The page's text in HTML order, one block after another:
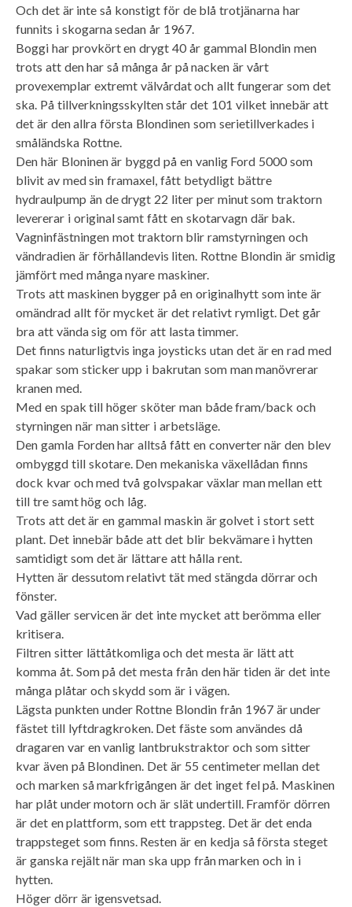
Och det är inte så konstigt för de blå trotjänarna har
funnits i skogarna sedan år 1967.
Boggi har provkört en drygt 40 år gammal Blondin men
trots att den har så många år på nacken är vårt
provexemplar extremt välvårdat och allt fungerar som det
ska. På tillverkningsskylten står det 101 vilket innebär att
det är den allra första Blondinen som serietillverkades i
småländska Rottne.
Den här Bloninen är byggd på en vanlig Ford 5000 som
blivit av med sin framaxel, fått betydligt bättre
hydraulpump än de drygt 22 liter per minut som traktorn
levererar i original samt fått en skotarvagn där bak.
Vagninfästningen mot traktorn blir ramstyrningen och
vändradien är förhållandevis liten. Rottne Blondin är smidig
jämfört med många nyare maskiner.
Trots att maskinen bygger på en originalhytt som inte är
omändrad allt för mycket är det relativt rymligt. Det går
bra att vända sig om för att lasta timmer.
Det finns naturligtvis inga joysticks utan det är en rad med
spakar som sticker upp i bakrutan som man manövrerar
kranen med.
Med en spak till höger sköter man både fram/back och
styrningen när man sitter i arbetsläge.
Den gamla Forden har alltså fått en converter när den blev
ombyggd till skotare. Den mekaniska växellådan finns
dock kvar och med två golvspakar växlar man mellan ett
till tre samt hög och låg.
Trots att det är en gammal maskin är golvet i stort sett
plant. Det innebär både att det blir bekvämare i hytten
samtidigt som det är lättare att hålla rent.
Hytten är dessutom relativt tät med stängda dörrar och
fönster.
Vad gäller servicen är det inte mycket att berömma eller
kritisera.
Filtren sitter lättåtkomliga och det mesta är lätt att
komma åt. Som på det mesta från den här tiden är det inte
många plåtar och skydd som är i vägen.
Lägsta punkten under Rottne Blondin från 1967 är under
fästet till lyftdragkroken. Det fäste som användes då
dragaren var en vanlig lantbrukstraktor och som sitter
kvar även på Blondinen. Det är 55 centimeter mellan det
och marken så markfrigången är det inget fel på. Maskinen
har plåt under motorn och är slät undertill. Framför dörren
är det en plattform, som ett trappsteg. Det är det enda
trappsteget som finns. Resten är en kedja så första steget
är ganska rejält när man ska upp från marken och in i
hytten.
Höger dörr är igensvetsad.